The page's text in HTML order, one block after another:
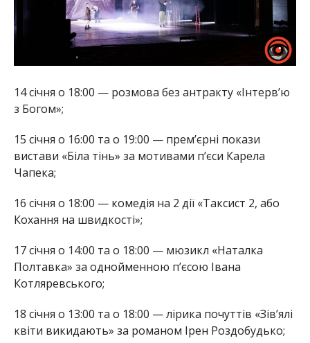
14 січня о 18:00 — розмова без антракту «Інтервʼю
з Богом»;
15 січня о 16:00 та о 19:00 — прем’єрні покази
вистави «Біла тінь» за мотивами п’єси Карела
Чапека;
16 січня о 18:00 — комедія на 2 дії «Таксист 2, або
Кохання на швидкості»;
17 січня о 14:00 та о 18:00 — мюзикл «Наталка
Полтавка» за однойменною п’єсою Івана
Котляревського;
18 січня о 13:00 та о 18:00 — лірика почуттів «Зів’ялі
квіти викидають» за романом Ірен Роздобудько;